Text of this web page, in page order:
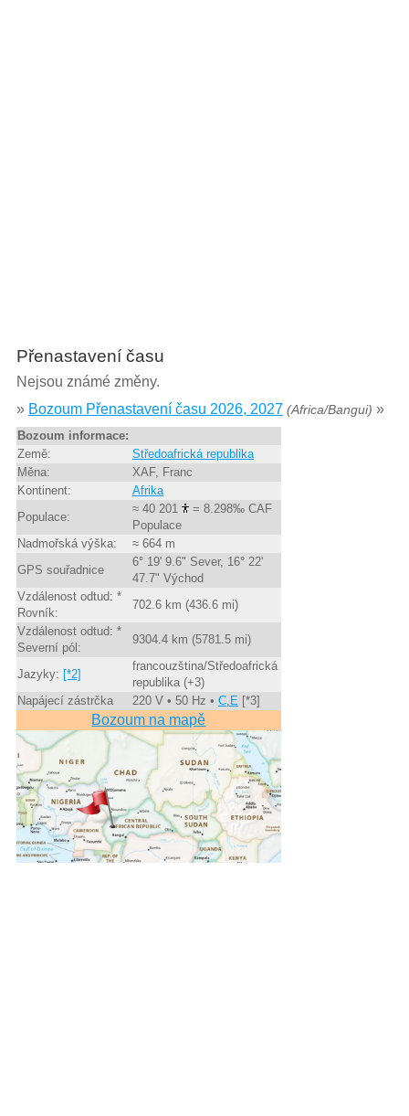
Přenastavení času
Nejsou známé změny.
» Bozoum Přenastavení času 2026, 2027 (Africa/Bangui) »
Bozoum informace:
Země:
Středoafrická republika
Měna:
XAF, Franc
Kontinent:
Afrika
Populace:
≈ 40 201
= 8.298‰ CAF
Populace
Nadmořská výška:
≈ 664 m
GPS souřadnice
6° 19' 9.6" Sever, 16° 22'
47.7" Východ
Vzdálenost odtud: *
Rovník:
702.6 km (436.6 mi)
Vzdálenost odtud: *
Severní pól:
9304.4 km (5781.5 mi)
Jazyky: [*2]
francouzština/Středoafrická
republika (+3)
Napájecí zástrčka
220 V • 50 Hz • C,E[*3]
Bozoum na mapě